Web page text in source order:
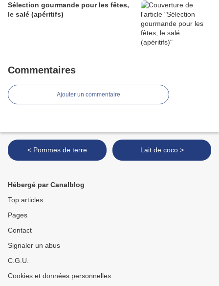
Sélection gourmande pour les fêtes,
le salé (apéritifs)
Commentaires
Ajouter un commentaire
< Pommes de terre Lait de coco >
Hébergé par Canalblog
Top articles
Pages
Contact
Signaler un abus
C.G.U.
Cookies et données personnelles